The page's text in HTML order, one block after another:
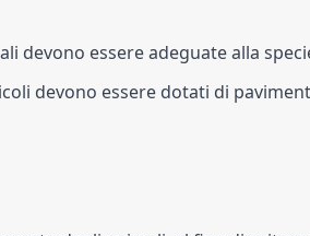
devono essere adeguate alla
devono essere dotati di